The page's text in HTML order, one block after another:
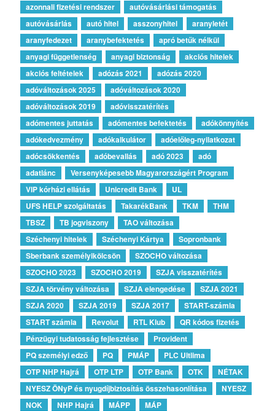
azonnali fizetési rendszer
autóvásárlási támogatás
autóvásárlás
autó hitel asszonyhitel
aranyletét
aranyfedezet
aranybefektetés
apró betűk nélkül
anyagi függetlenség
anyagi biztonság
akciós hitelek
akciós feltételek
adózás 2021
adózás 2020
adóváltozások 2025
adóváltozások 2020
adóváltozások 2019
adóvisszatérítés
adómentes juttatás
adómentes befektetés
adókönnyítés
adókedvezmény
adókalkulátor
adóelőleg-nyilatkozat
adócsökkentés
adóbevallás adó 2023
adó
adatlánc
Versenyképesebb Magyarországért Program
VIP kórházi ellátás
Unicredit Bank
UL
UFS HELP szolgáltatás
TakarékBank TKM
THM
TBSZ
TB jogviszony
TAO változása
Széchenyi hitelek
Széchenyi Kártya
Sopronbank
Sberbank személyikölcsön
SZOCHO változása
SZOCHO 2023
SZOCHO 2019
SZJA visszatérítés
SZJA törvény változása
SZJA elengedése
SZJA 2021
SZJA 2020
SZJA 2019 SZJA 2017
START-számla
START számla
Revolut RTL Klub
QR kódos fizetés
Pénzügyi tudatosság fejlesztése
Provident
PQ személyi edző
PQ PMÁP
PLC Ultlima
OTP NHP Hajrá
OTP LTP OTP Bank OTK
NÉTAK
NYESZ ÖNyP és nyugdíjbiztosítás összehasonlítása
NYESZ
NOK
NHP Hajrá MÁPP
MÁP